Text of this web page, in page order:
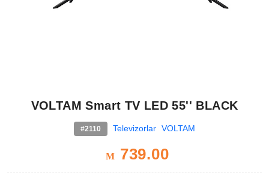
VOLTAM Smart TV LED 55'' BLACK
#2110 Televizorlar VOLTAM
M 739.00